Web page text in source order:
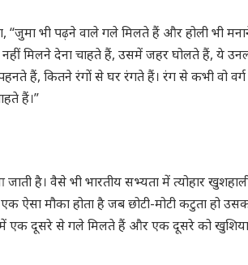
“जुमा भी पढ़ने वाले गले मिलते हैं और होली भी
मिलने देना चाहते हैं, उसमें जहर घोलते हैं, ये
हैं, कितने रंगों से घर रंगते हैं। रंग से कभी वो वर्ग
हैं।”
है। वैसे भी भारतीय सभ्यता में त्योहार
ऐसा मौका होता है जब छोटी-मोटी कटुता हो
में एक दूसरे से गले मिलते हैं और एक दूसरे को खुशिया